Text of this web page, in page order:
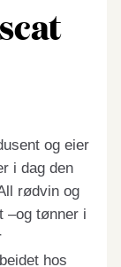
og eier
i dag den
rødvin og
–og tønner i
hos